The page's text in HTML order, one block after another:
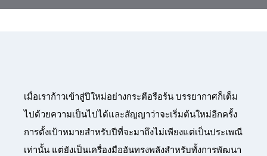
เมื่อเราก้าวเข้าสู่ปีใหม่อย่างกระตือรือร้น บรรยากาศก็เต็ม
ไปด้วยความเป็นไปได้และสัญญาว่าจะเริ่มต้นใหม่อีกครั้ง
การตั้งเป้าหมายสำหรับปีที่จะมาถึงไม่เพียงแต่เป็นประเพณี
เท่านั้น แต่ยังเป็นเครื่องมืออันทรงพลังสำหรับทั้งการพัฒนา